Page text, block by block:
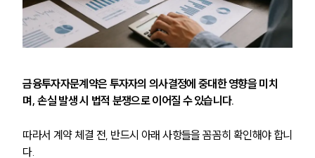
금융투자자문계약은 투자자의 의사결정에 중대한 영향을 미치
며, 손실 발생 시 법적 분쟁으로 이어질 수 있습니다.
따라서 계약 체결 전, 반드시 아래 사항들을 꼼꼼히 확인해야 합니
다.